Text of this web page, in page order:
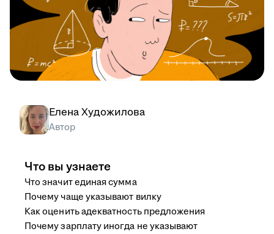
Елена Художилова
Автор
Что вы узнаете
Что значит единая сумма
Почему чаще указывают вилку
Как оценить адекватность предложения
Почему зарплату иногда не указывают